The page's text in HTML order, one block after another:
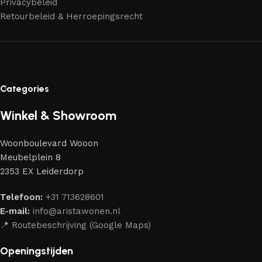
aantrekkelijk design en optimale veiligheid — zodat je
Privacybeleid
Retourbeleid & Herroepingsrecht
Categories
Winkel & Showroom
Woonboulevard Wooon
Meubelplein 8
2353 EX Leiderdorp
Telefoon: +31 713628601
E-mail: info@aristawonen.nl
📍 Routebeschrijving (Google Maps)
Openingstijden